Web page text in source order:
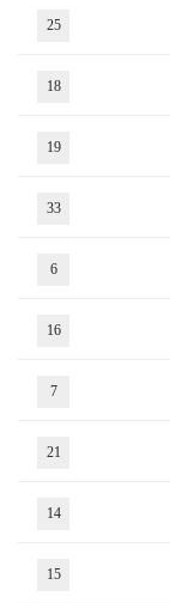
25
18
19
33
6
16
7
21
14
15